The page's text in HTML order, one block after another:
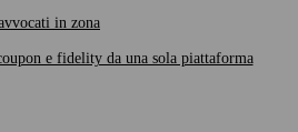
in zona
e fidelity da una sola piattaforma